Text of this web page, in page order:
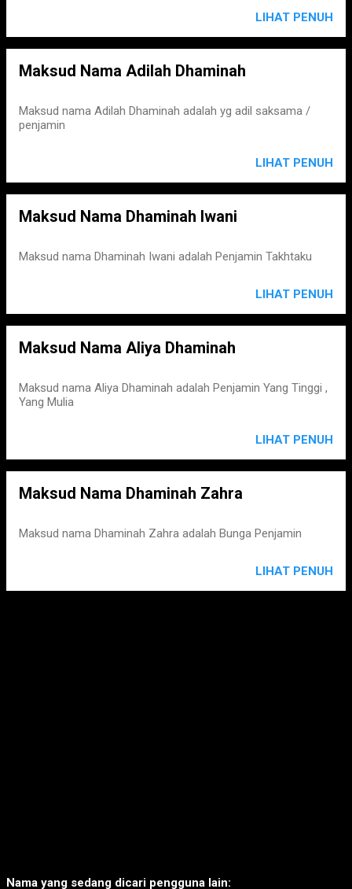
LIHAT PENUH
Maksud Nama Adilah Dhaminah
Maksud nama Adilah Dhaminah adalah yg adil saksama /
penjamin
LIHAT PENUH
Maksud Nama Dhaminah Iwani
Maksud nama Dhaminah Iwani adalah Penjamin Takhtaku
LIHAT PENUH
Maksud Nama Aliya Dhaminah
Maksud nama Aliya Dhaminah adalah Penjamin Yang Tinggi ,
Yang Mulia
LIHAT PENUH
Maksud Nama Dhaminah Zahra
Maksud nama Dhaminah Zahra adalah Bunga Penjamin
LIHAT PENUH
Nama yang sedang dicari pengguna lain: